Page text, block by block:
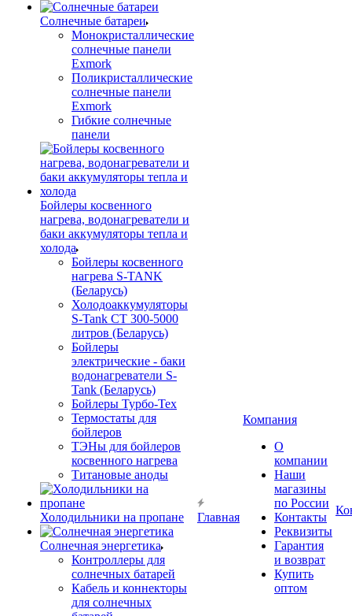
Солнечные батареи
Монокристаллические
солнечные панели
Exmork
Поликристаллические
солнечные панели
Exmork
Гибкие солнечные
панели
Бойлеры косвенного
нагрева, водонагреватели и
баки аккумуляторы тепла и
холода
Бойлеры косвенного
нагрева S-TANK
(Беларусь)
Холодоаккумуляторы
S-Tank СТ 300-5000
литров (Беларусь)
Бойлеры
электрические - баки
водонагреватели S-
Tank (Беларусь)
Бойлеры Турбо-Тех
Термостаты для
бойлеров
ТЭНы для бойлеров
косвенного нагрева
Титановые аноды
Холодильники на пропане
Солнечная энергетика
Контроллеры для
солнечных батарей
Кабель и коннекторы
для солнечных
Главная
Компания
О
компании
Наши
магазины
по России
Контакты
Реквизиты
Гарантия
и возврат
Купить
оптом